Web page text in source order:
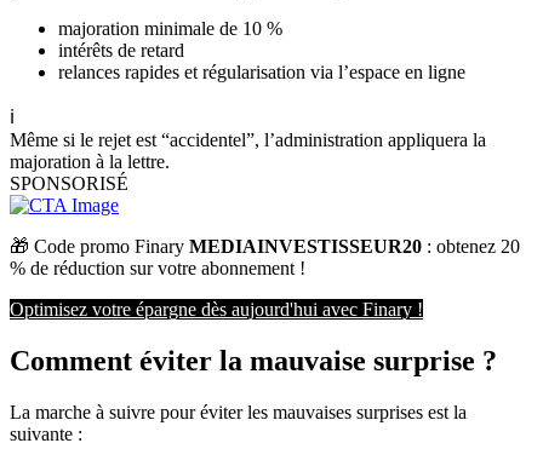
majoration minimale de 10 %
intérêts de retard
relances rapides et régularisation via l’espace en ligne
ℹ️
Même si le rejet est “accidentel”, l’administration appliquera la
majoration à la lettre.
SPONSORISÉ
🎁 Code promo Finary MEDIAINVESTISSEUR20 : obtenez 20
% de réduction sur votre abonnement !
Optimisez votre épargne dès aujourd'hui avec Finary !
Comment éviter la mauvaise surprise ?
La marche à suivre pour éviter les mauvaises surprises est la
suivante :